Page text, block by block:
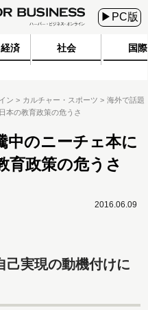
▶PC版
済 社会 国際
ン カルチャー・スポーツ
海外で話題
本の教育政策の危うさ
中のニーチェ本に
育政策の危うさ
2016.06.09
己実現の動機付けに